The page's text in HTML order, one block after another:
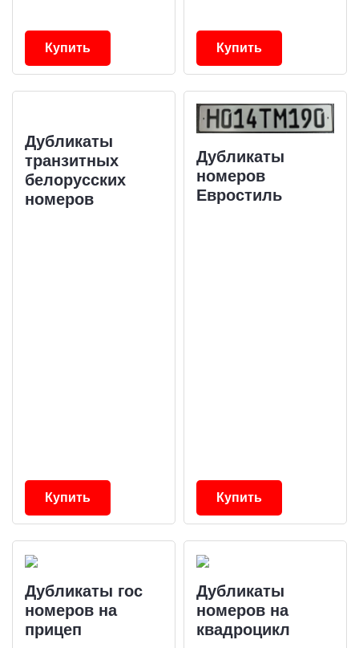
Купить Купить
Дубликаты
транзитных
белорусских
номеров
Купить
Дубликаты
номеров
Евростиль
Купить
Дубликаты гос
номеров на
прицеп
Дубликаты
номеров на
квадроцикл